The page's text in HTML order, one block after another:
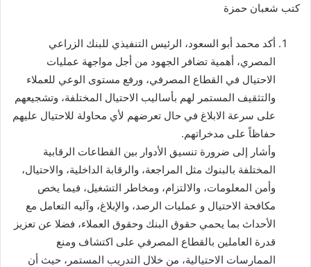
كتب شعبان حمزة
أكد محمد أبو السعود، الرئيس التنفيذي للبنك الزراعي
المصري، أهمية تضافر الجهود من أجل مواجهة عمليات
الاحتيال في القطاع المصرفي، ورفع مستوى الوعي للعملاء
والتثقيف المستمر لهم بأساليب الاحتيال المختلفة، وتشجيعهم
على سرعة الابلاغ في حال تعرضهم لأي محاولة للاحتيال عليهم
حفاظاً على مدخراتهم.
وأشار إلى ضرورة تنسيق الأدوار بين القطاعات الرقابية
المختلفة بالبنوك مثل المراجعة، والرقابة الداخلية، والاحتيال،
وأمن المعلومات، والالتزام، ومخاطر التشغيل، فيما يخص
مكافحة الاحتيال و عمليات الرصد، والإبلاغ، وآليه التعامل مع
الأحداث بما يحمي حقوق البنك وحقوق العملاء، فضلا عن تعزيز
قدرة العاملين بالقطاع المصرفي على اكتشاف ومنع
الممارسات الاحتيالية، من خلال التدريب المستمر، حيث أن